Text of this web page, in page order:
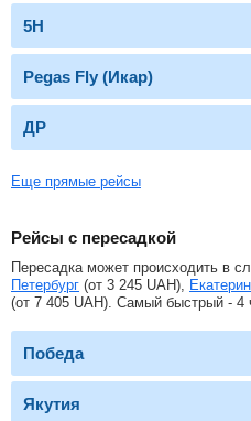
5Н
Pegas Fly (Икар)
ДР
Еще прямые рейсы
Рейсы с пересадкой
Пересадка может происходить в
Петербург (от 3 245 UAH),
(от 7 405 UAH). Самый быстрый - 4
Победа
Якутия